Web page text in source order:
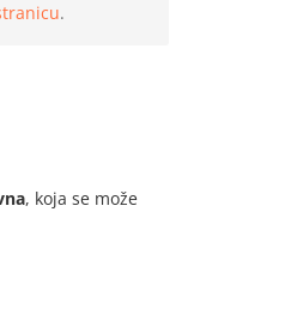
.
, koja se može